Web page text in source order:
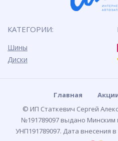
КАТЕГОРИИ:
Шины
Диски
Главная
© ИП Статкевич Сергей
№191789097 выдано Минским
УНП191789097. Дата внесения